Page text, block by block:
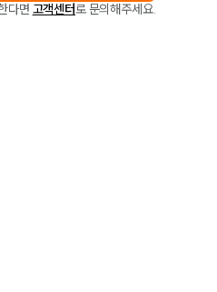
다면 고객센터로 문의해주세요.